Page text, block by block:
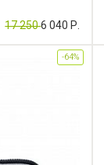
17 2506 040 Р.
-64%